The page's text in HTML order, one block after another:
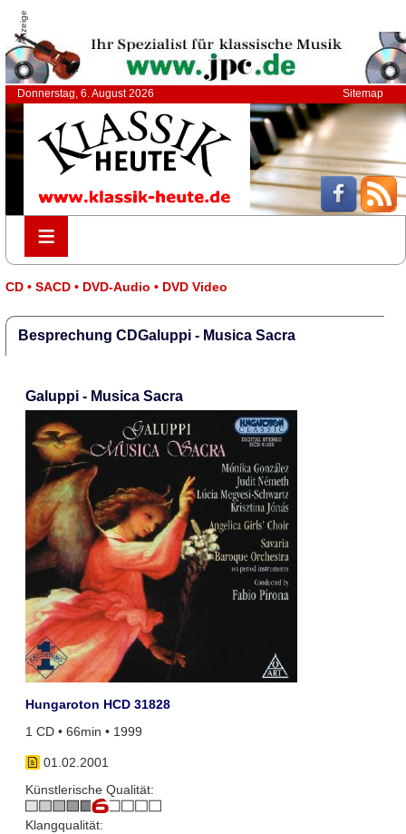
Anzeige
Donnerstag, 6. August 2026 Sitemap
≡
≡
CD • SACD • DVD-Audio • DVD Video
Besprechung CDGaluppi - Musica Sacra
Galuppi - Musica Sacra
Hungaroton HCD 31828
1 CD • 66min • 1999
01.02.2001
Künstlerische Qualität:
Klangqualität: